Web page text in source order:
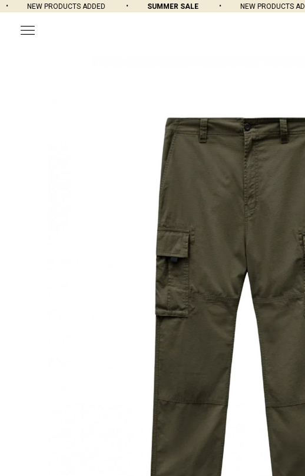
NEW PRODUCTS ADDED SUMMER SALE NEW PRODUCTS ADDED